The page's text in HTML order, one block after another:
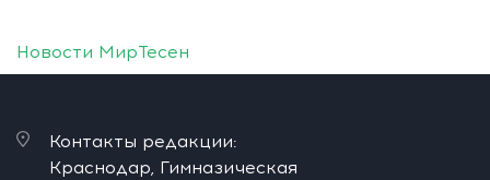
Новости МирТесен
Контакты редакции:
Краснодар, Гимназическая